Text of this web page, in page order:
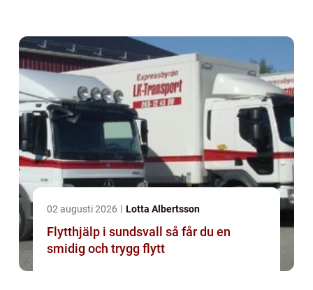
02 augusti 2026 Lotta Albertsson
Flytthjälp i sundsvall så får du en
smidig och trygg flytt